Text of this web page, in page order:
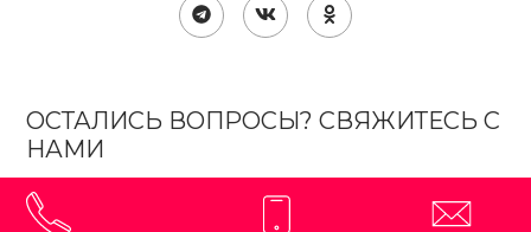
ОСТАЛИСЬ ВОПРОСЫ? СВЯЖИТЕСЬ С
НАМИ